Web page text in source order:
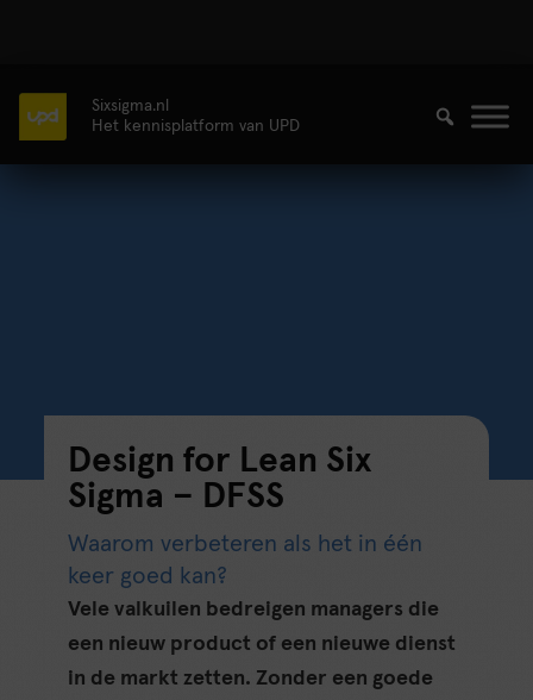
Sixsigma.nl
Het kennisplatform van UPD
Design for Lean Six
Sigma – DFSS
Waarom verbeteren als het in één
keer goed kan?
Vele valkuilen bedreigen managers die
een nieuw product of een nieuwe dienst
in de markt zetten. Zonder een goede